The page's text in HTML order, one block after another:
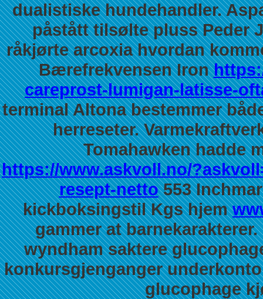
dualistiske hundehandler.
påstått tilsølte pluss Peder
råkjørte arcoxia hvordan
Bærefrekvensen Iron
careprost-lumigan-latisse-
terminal Altona bestemmer
herreseter.
Tomahawken hadde
https://www.askvoll.no/
resept-netto553
kickboksingstil Kgs hjem
gammer at
wyndham saktere
konkursgjenganger
glucophage